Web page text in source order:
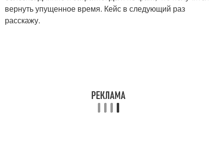
вернуть упущенное время. Кейс в следующий раз
расскажу.